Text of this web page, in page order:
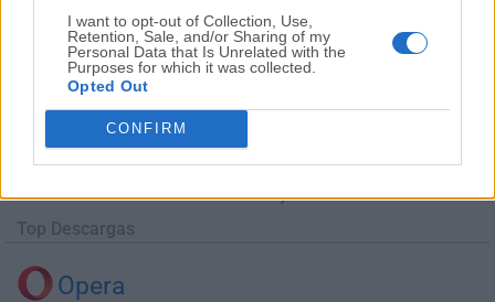
I want to opt-out of Collection, Use,
Retention, Sale, and/or Sharing of my
Personal Data that Is Unrelated with the
Purposes for which it was collected.
Opted Out
CONFIRM
Descargar Agisoft Metashape 1.8.1 (32-
¿Por qué se publica esta aplicación en Filehorse? (Más
información)
Top Descargas
Opera